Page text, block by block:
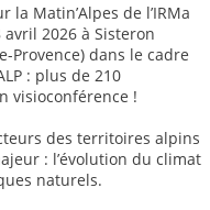
la Matin’Alpes de l’IRMa
2026 à Sisteron
Provence) dans le cadre
: plus de 210
visioconférence !
des territoires alpins
: l’évolution du climat
naturels.